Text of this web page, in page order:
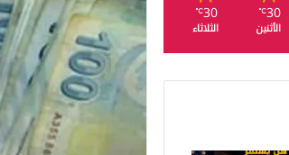
30
℃
الأثنين
30
℃
الثلاثاء